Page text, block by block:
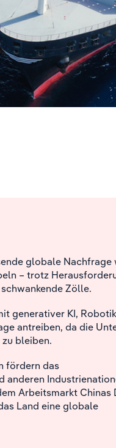
globale Nachfrage
– trotz
Zölle.
generativer KI,
antreiben, da die
bleiben.
fördern das
anderen
Arbeitsmarkt Chinas
Land eine globale